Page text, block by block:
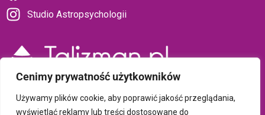
Cenimy prywatność użytkowników
Używamy plików cookie, aby poprawić jakość przeglądania,
wyświetlać reklamy lub treści dostosowane do
Studio Astropsychologii
Sklep Talizman